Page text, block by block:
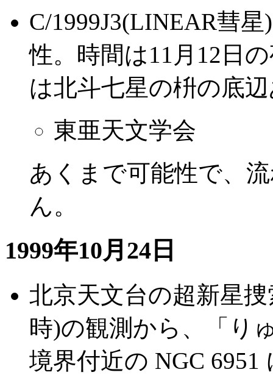
C/1999J3(LINEAR彗
性。時間は11月12日
は北斗七星の枡の底
東亜天文学会
あくまで可能性で、
ん。
1999年10月24日
北京天文台の超新星
時)の観測から、「り
境界付近の NGC